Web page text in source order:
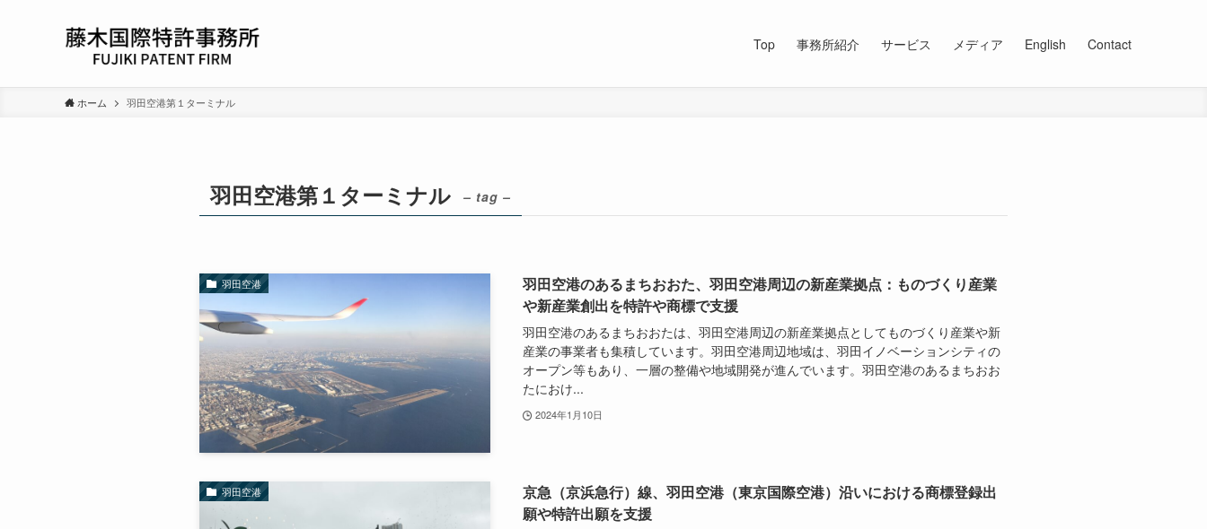
Top 事務所紹介 サービス メディア English Contact
ホーム 羽田空港第１ターミナル
羽田空港第１ターミナル – tag –
羽田空港
羽田空港のあるまちおおた、羽田空港周辺の新産業拠点：ものづくり産業
や新産業創出を特許や商標で支援
羽田空港のあるまちおおたは、羽田空港周辺の新産業拠点としてものづくり産業や新
産業の事業者も集積しています。羽田空港周辺地域は、羽田イノベーションシティの
オープン等もあり、一層の整備や地域開発が進んでいます。羽田空港のあるまちおお
たにおけ...
2024年1月10日
羽田空港
京急（京浜急行）線、羽田空港（東京国際空港）沿いにおける商標登録出
願や特許出願を支援